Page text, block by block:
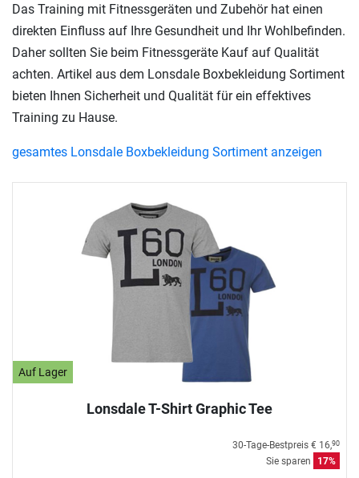
Auf Lager
Lonsdale T-Shirt Graphic Tee
30-Tage-Bestpreis € 16,90
Sie sparen 17%
Das Training mit Fitnessgeräten und Zubehör hat einen
direkten Einfluss auf Ihre Gesundheit und Ihr Wohlbefinden.
Daher sollten Sie beim Fitnessgeräte Kauf auf Qualität
achten. Artikel aus dem Lonsdale Boxbekleidung Sortiment
bieten Ihnen Sicherheit und Qualität für ein effektives
Training zu Hause.
gesamtes Lonsdale Boxbekleidung Sortiment anzeigen